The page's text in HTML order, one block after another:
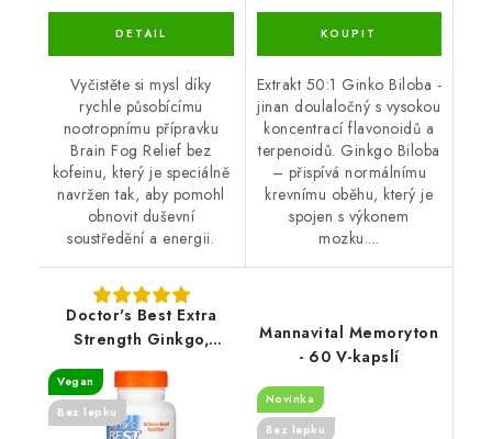
Vyčistěte si mysl díky
rychle působícímu
nootropnímu přípravku
Brain Fog Relief bez
kofeinu, který je speciálně
navržen tak, aby pomohl
obnovit duševní
soustředění a energii.
Extrakt 50:1 Ginko Biloba -
jinan doulaločný s vysokou
koncentrací flavonoidů a
terpenoidů. Ginkgo Biloba
– přispívá normálnímu
krevnímu oběhu, který je
spojen s výkonem
mozku....
Doctor's Best Extra
Strength Ginkgo,
Vegan
Bez lepku
Mannavital Memoryton
- 60 V-kapslí
Novinka
Bez lepku